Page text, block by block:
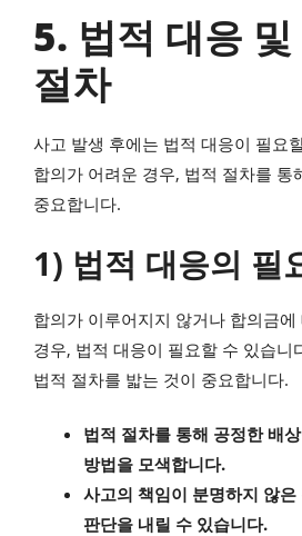
5. 법적 대응 및
절차
사고 발생 후에는 법적 대응이 필요
합의가 어려운 경우, 법적 절차를 통
중요합니다.
1) 법적 대응의 필
합의가 이루어지지 않거나 합의금
경우, 법적 대응이 필요할 수 있습니
법적 절차를 밟는 것이 중요합니다.
법적 절차를 통해 공정한 배
방법을 모색합니다.
사고의 책임이 분명하지 않
판단을 내릴 수 있습니다.